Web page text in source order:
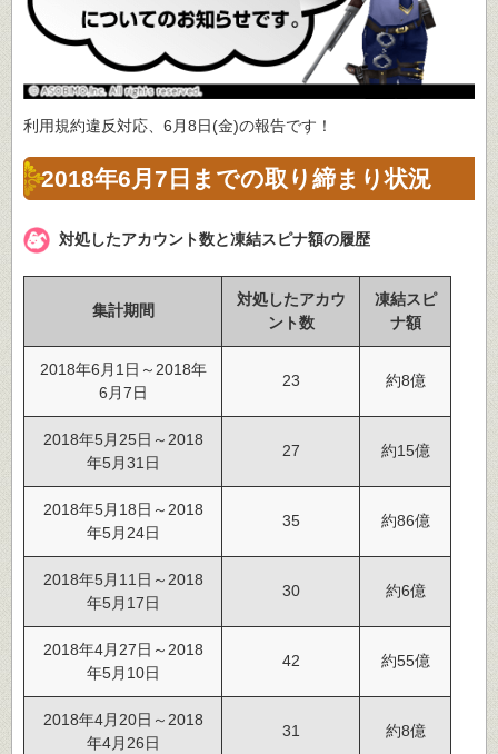
利用規約違反対応、6月8日(金)の報告です！
2018年6月7日までの取り締まり状況
対処したアカウント数と凍結スピナ額の履歴
集計期間
対処したアカウ
ント数
凍結スピ
ナ額
2018年6月1日～2018年
6月7日
23 約8億
2018年5月25日～2018
年5月31日
27 約15億
2018年5月18日～2018
年5月24日
35 約86億
2018年5月11日～2018
年5月17日
30 約6億
2018年4月27日～2018
年5月10日
42 約55億
2018年4月20日～2018
年4月26日
31 約8億